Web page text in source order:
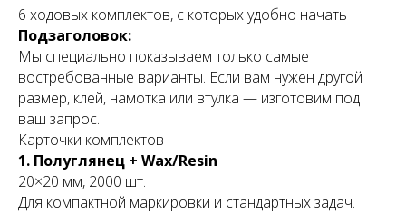
6 ходовых комплектов, с которых удобно начать
Подзаголовок:
Мы специально показываем только самые
востребованные варианты. Если вам нужен другой
размер, клей, намотка или втулка — изготовим под
ваш запрос.
Карточки комплектов
1. Полуглянец + Wax/Resin
20×20 мм, 2000 шт.
Для компактной маркировки и стандартных задач.